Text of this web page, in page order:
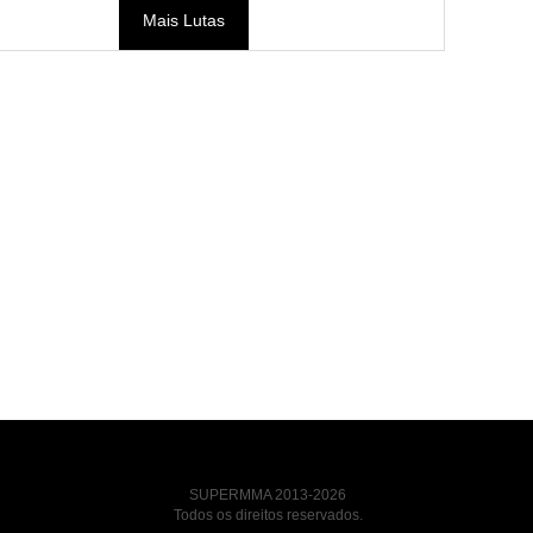
Mais Lutas
SUPERMMA 2013-2026
Todos os direitos reservados.